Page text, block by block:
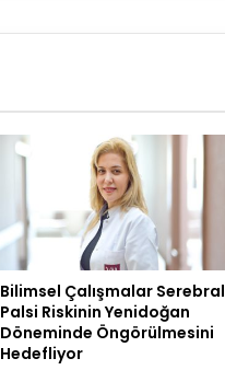
Bilimsel Çalışmalar Serebral
Palsi Riskinin Yenidoğan
Döneminde Öngörülmesini
Hedefliyor